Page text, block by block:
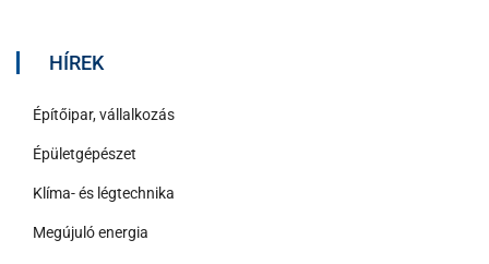
HÍREK
Építőipar, vállalkozás
Épületgépészet
Klíma- és légtechnika
Megújuló energia